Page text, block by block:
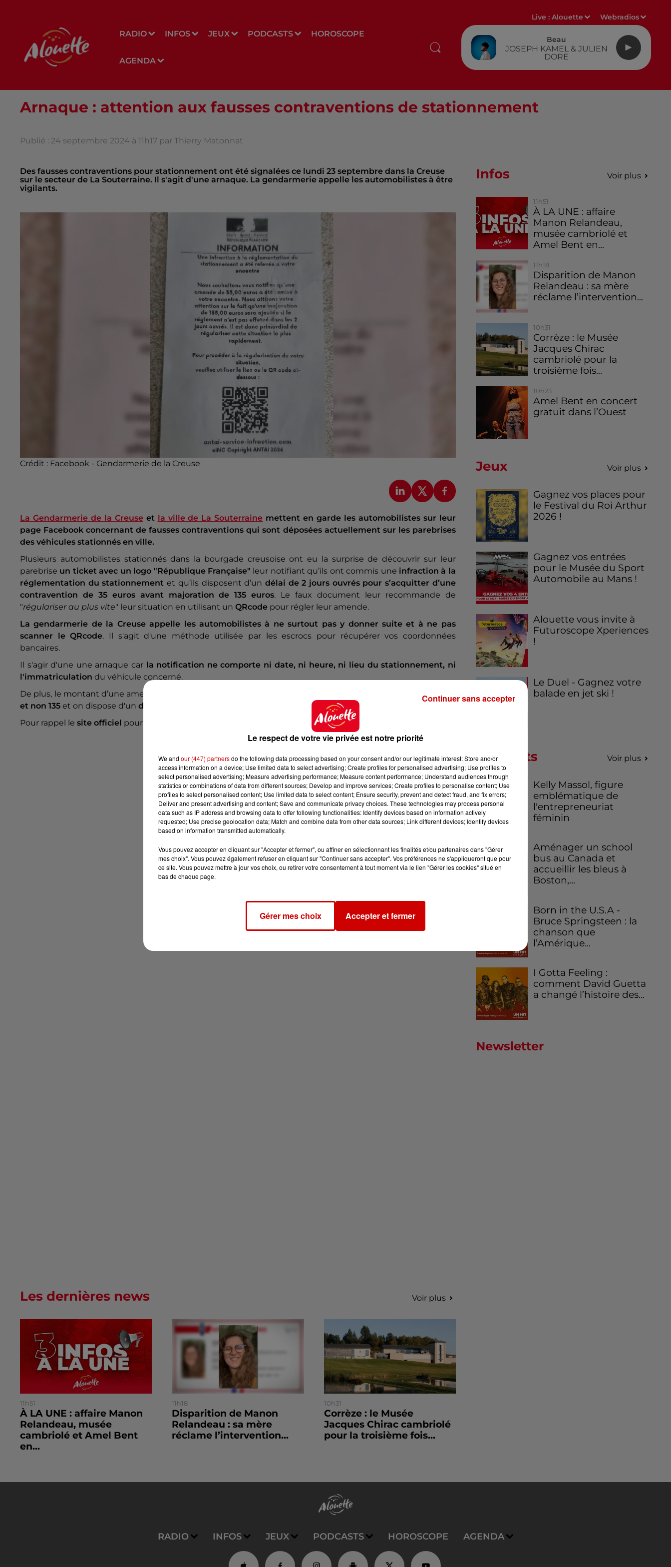
RADIO INFOS JEUX PODCASTS HOROSCOPE
AGENDA
Live :Alouette Webradios
Beau
JOSEPH KAMEL & JULIEN
DORE
Arnaque : attention aux fausses contraventions de stationnement
Publié : 24 septembre 2024 à 11h17 par Thierry Matonnat
Des fausses contraventions pour stationnement ont été signalées ce lundi 23 septembre dans la Creuse
sur le secteur de La Souterraine. Il s'agit d'une arnaque. La gendarmerie appelle les automobilistes à être
vigilants.
Crédit : Facebook - Gendarmerie de la Creuse
La Gendarmerie de la Creuseet la ville de La Souterraine mettent en garde les automobilistes sur leur
page Facebook concernant de fausses contraventions qui sont déposées actuellement sur les parebrises
des véhicules stationnés en ville.
Plusieurs automobilistes stationnés dans la bourgade creusoise ont eu la surprise de découvrir sur leur
parebrise un ticket avec un logo "République Française" leur notifiant qu’ils ont commis une infraction à la
réglementation du stationnement et qu’ils disposent d’un délai de 2 jours ouvrés pour s’acquitter d’une
contravention de 35 euros avant majoration de 135 euros. Le faux document leur recommande de
"régulariser au plus vite" leur situation en utilisant un QRcode pour régler leur amende.
La gendarmerie de la Creuse appelle les automobilistes à ne surtout pas y donner suite et à ne pas
scanner le QRcode. Il s'agit d'une méthode utilisée par les escrocs pour récupérer vos coordonnées
bancaires.
Il s'agir d'une une arnaque car la notification ne comporte ni date, ni heure, ni lieu du stationnement, ni
l'immatriculation du véhicule concerné.
De plus, le montant d’une amende pour stationnement abusif ou gênant est de
35 euros, majoré à 75 euros
et non 135 et on dispose d'un délai de paiement de 45 jours et non 48 heures.
Pour rappel le site officiel pour régler une amende est le site de l’ amendes.gouv.fr
Infos Voir plus
11h51
À LA UNE : affaire
Manon Relandeau,
musée cambriolé et
Amel Bent en...
11h18
Disparition de Manon
Relandeau : sa mère
réclame l’intervention...
10h31
Corrèze : le Musée
Jacques Chirac
cambriolé pour la
troisième fois...
10h23
Amel Bent en concert
gratuit dans l’Ouest
Jeux Voir plus
Gagnez vos places pour
le Festival du Roi Arthur
2026 !
Gagnez vos entrées
pour le Musée du Sport
Automobile au Mans !
Alouette vous invite à
Futuroscope Xperiences
!
Le Duel - Gagnez votre
balade en jet ski !
Podcasts Voir plus
Kelly Massol, figure
emblématique de
l'entrepreneuriat
féminin
Aménager un school
bus au Canada et
accueillir les bleus à
Boston,...
Born in the U.S.A -
Bruce Springsteen : la
chanson que
l’Amérique...
I Gotta Feeling :
comment David Guetta
a changé l’histoire des...
Newsletter
Les dernières news Voir plus
11h51
À LA UNE : affaire Manon
Relandeau, musée
cambriolé et Amel Bent
en...
11h18
Disparition de Manon
Relandeau : sa mère
réclame l’intervention...
10h31
Corrèze : le Musée
Jacques Chirac cambriolé
pour la troisième fois...
RADIO INFOS JEUX PODCASTS HOROSCOPE AGENDA
Le respect de votre vie privée est notre priorité
We and our (447) partnersdo the following data processing based on your consent and/or our legitimate interest: Store and/or
access information on a device; Use limited data to select advertising; Create profiles for personalised advertising; Use profiles to
select personalised advertising; Measure advertising performance; Measure content performance; Understand audiences through
statistics or combinations of data from different sources; Develop and improve services; Create profiles to personalise content; Use
profiles to select personalised content; Use limited data to select content; Ensure security, prevent and detect fraud, and fix errors;
Deliver and present advertising and content; Save and communicate privacy choices. These technologies may process personal
data such as IP address and browsing data to offer following functionalities: Identify devices based on information actively
requested; Use precise geolocation data; Match and combine data from other data sources; Link different devices; Identify devices
based on information transmitted automatically.
Vous pouvez accepter en cliquant sur "Accepter et fermer", ou affiner en sélectionnant les finalités et/ou partenaires dans "Gérer
mes choix". Vous pouvez également refuser en cliquant sur "Continuer sans accepter". Vos préférences ne s'appliqueront que pour
ce site. Vous pouvez mettre à jour vos choix, ou retirer votre consentement à tout moment via le lien "Gérer les cookies" situé en
bas de chaque page.
Gérer mes choix Accepter et fermer
Continuer sans accepter